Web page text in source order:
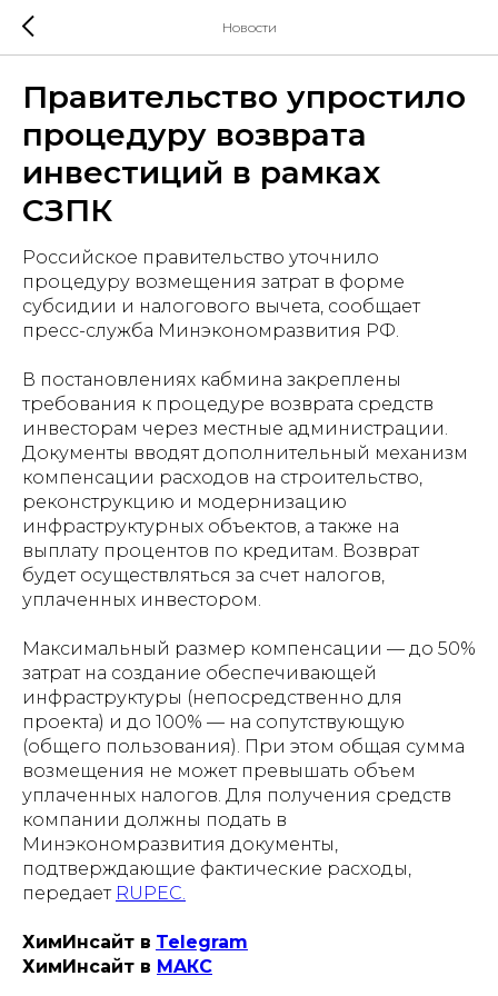
Новости
Правительство упростило
процедуру возврата
инвестиций в рамках
СЗПК
Российское правительство уточнило
процедуру возмещения затрат в форме
субсидии и налогового вычета, сообщает
пресс-служба Минэкономразвития РФ.
В постановлениях кабмина закреплены
требования к процедуре возврата средств
инвесторам через местные администрации.
Документы вводят дополнительный механизм
компенсации расходов на строительство,
реконструкцию и модернизацию
инфраструктурных объектов, а также на
выплату процентов по кредитам. Возврат
будет осуществляться за счет налогов,
уплаченных инвестором.
Максимальный размер компенсации — до 50%
затрат на создание обеспечивающей
инфраструктуры (непосредственно для
проекта) и до 100% — на сопутствующую
(общего пользования). При этом общая сумма
возмещения не может превышать объем
уплаченных налогов. Для получения средств
компании должны подать в
Минэкономразвития документы,
подтверждающие фактические расходы,
передает RUPEC.
ХимИнсайт в Telegram
ХимИнсайт в MAКС